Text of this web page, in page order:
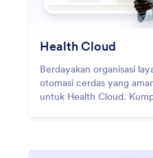
Health Cloud
Berdayakan organisasi
otomasi cerdas yang
untuk Health Cloud.
menyederhanakan